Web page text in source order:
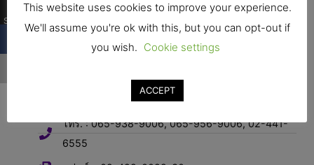
ที่อยู่ : 33/8, 33/11 หมู่ 4 ต. อ้อมใหญ่ อ. สามพราน จ.
นครปฐม 73160
โทร. : 065-938-9006, 065-956-9006, 02-441-
6555
This website uses cookies to improve your experience.
We'll assume you're ok with this, but you can opt-out if
you wish. Cookie settings
ACCEPT
Shares